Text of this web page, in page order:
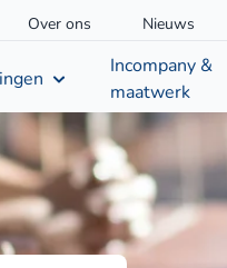
Over ons Nieuws
Incompany &
maatwerk